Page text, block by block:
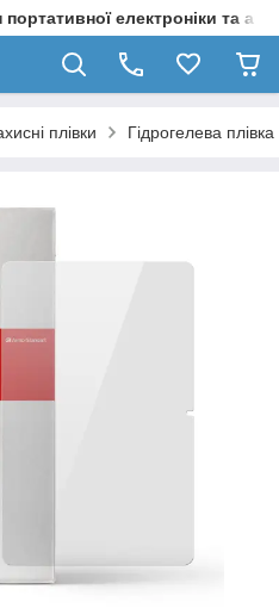
електроніки та
плівки Гідрогелева